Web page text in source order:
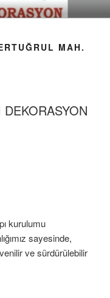
MAH.
kurulumu
sayesinde,
ve sürdürülebilir